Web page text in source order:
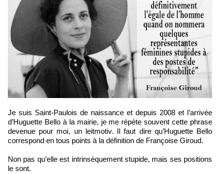
Je suis Saint-Paulois de naissance et depuis 2008 et l’arrivée
d’Huguette Bello à la mairie, je me répète souvent cette phrase
devenue pour moi, un leitmotiv. Il faut dire qu’Huguette Bello
correspond en tous points à la définition de Françoise Giroud.
Non pas qu’elle est intrinsèquement stupide, mais ses positions
le sont.